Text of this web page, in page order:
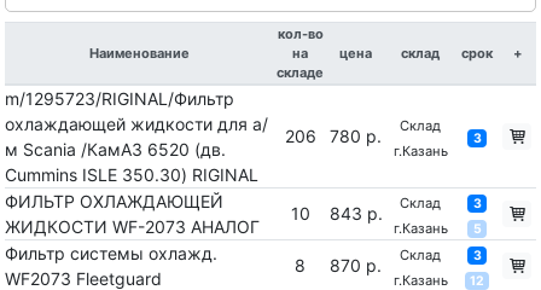
Наименование
кол-во
на
складе
цена склад срок +
m/1295723/RIGINAL/Фильтр
охлаждающей жидкости для а/
м Scania /КамАЗ 6520 (дв.
Cummins ISLE 350.30) RIGINAL
206 780 р.
Склад
г.Казань
3
ФИЛЬТР ОХЛАЖДАЮЩЕЙ
ЖИДКОСТИ WF-2073 АНАЛОГ
10 843 р.
Склад
г.Казань
3
5
Фильтр системы охлажд.
WF2073 Fleetguard
8 870 р.
Склад
г.Казань
3
12